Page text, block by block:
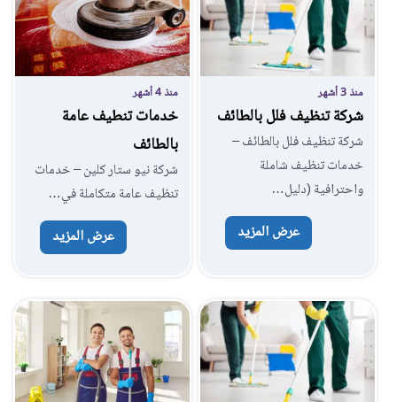
منذ 3 أشهر
شركة تنظيف فلل بالطائف
شركة تنظيف فلل بالطائف –
خدمات تنظيف شاملة
واحترافية (دليل…
عرض المزيد
منذ 4 أشهر
خدمات تنطيف عامة
بالطائف
شركة نيو ستار كلين – خدمات
تنظيف عامة متكاملة في…
عرض المزيد